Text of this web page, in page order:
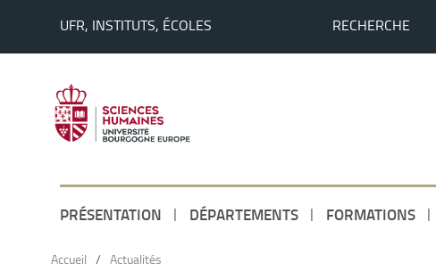
UFR, INSTITUTS, ÉCOLES RECHERCHE
PRÉSENTATION DÉPARTEMENTS FORMATIONS
Accueil / Actualités